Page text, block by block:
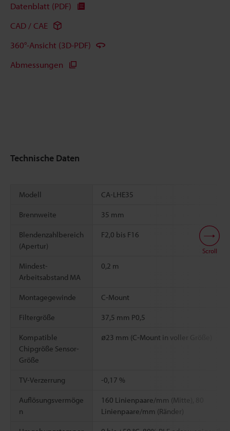
Datenblatt (PDF)
CAD / CAE
360°-Ansicht (3D-PDF)
Abmessungen
Technische Daten
Modell CA-LHE35
Brennweite 35 mm
Blendenzahlbereich
(Apertur)
F2,0 bis F16
Mindest-
Arbeitsabstand MA
0,2 m
Montagegewinde C‑Mount
Filtergröße 37,5 mm P0,5
Kompatible
Chipgröße Sensor-
Größe
ø23 mm (C‑Mount in voller Größe)
TV-Verzerrung -0,17 %
Auflösungsvermöge
n
160 Linienpaare/mm (Mitte), 80
Linienpaare/mm (Ränder)
Scroll